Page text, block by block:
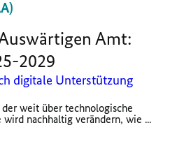
Amt:
2029
digitale Unterstützung
weit über technologische
nachhaltig verändern, wie ...